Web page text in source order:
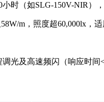
时（如SLG-150V-NIR）
m，照度超60,000lx，
调光及高速频闪（响应时